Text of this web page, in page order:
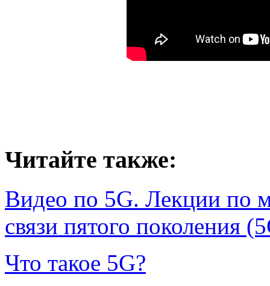
Читайте также:
Видео по 5G. Лекции по
связи пятого поколения
Что такое 5G?